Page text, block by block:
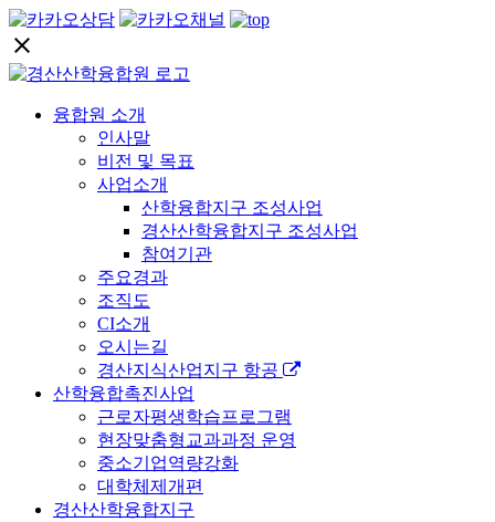
close
융합원 소개
인사말
비전 및 목표
사업소개
산학융합지구 조성사업
경산산학융합지구 조성사업
참여기관
주요경과
조직도
CI소개
오시는길
경산지식산업지구 항공
산학융합촉진사업
근로자평생학습프로그램
현장맞춤형교과과정 운영
중소기업역량강화
대학체제개편
경산산학융합지구